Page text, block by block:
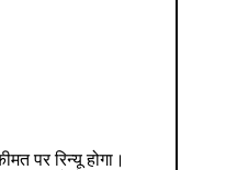
पर रिन्यू होगा।